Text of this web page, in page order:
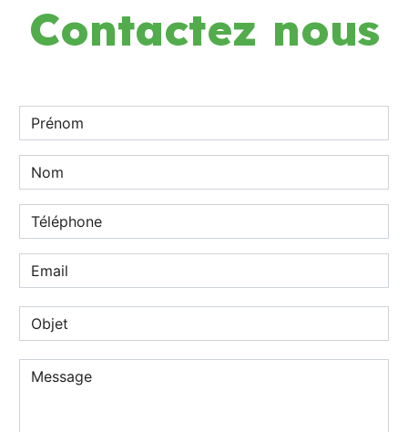
Contactez nous